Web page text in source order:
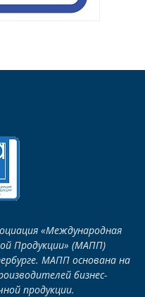
«Международная
Продукции» (МАПП)
МАПП основана на
бизнес-
продукции.